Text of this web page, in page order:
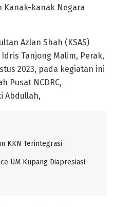
Kanak-kanak Negara
Azlan Shah (KSAS)
Tanjong Malim, Perak,
2023, pada kegiatan ini
Pusat NCDRC,
Abdullah,
KKN Terintegrasi
UM Kupang Diapresiasi